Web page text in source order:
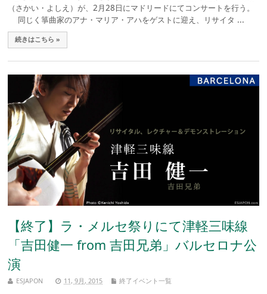
（さかい・よしえ）が、2月28日にマドリードにてコンサートを行う。
同じく箏曲家のアナ・マリア・アハをゲストに迎え、リサイタ ...
続きはこちら »
【終了】ラ・メルセ祭りにて津軽三味線
「吉田健一 from 吉田兄弟」バルセロナ公
演
ESJAPON 11, 9月, 2015 終了イベント一覧